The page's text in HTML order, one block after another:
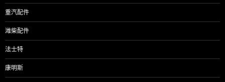
重汽配件
潍柴配件
法士特
康明斯